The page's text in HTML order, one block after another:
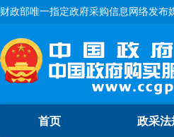
财政部唯一指定政府采购信息网络发布
首页 政采法